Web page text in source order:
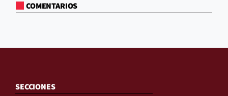
COMENTARIOS
SECCIONES